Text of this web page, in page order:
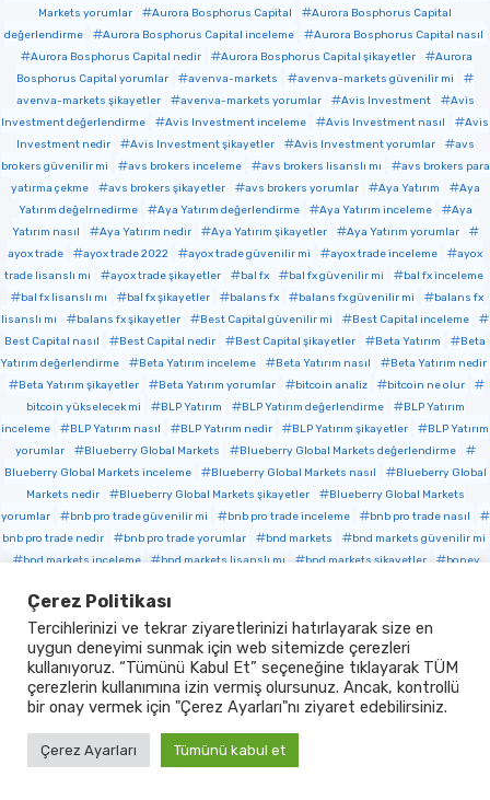
Markets yorumlar
Aurora Bosphorus Capital
Aurora Bosphorus Capital
değerlendirme
Aurora Bosphorus Capital inceleme
Aurora Bosphorus Capital nasıl
Aurora Bosphorus Capital nedir
Aurora Bosphorus Capital şikayetler
Aurora
Bosphorus Capital yorumlar
avenva-markets
avenva-markets güvenilir mi
avenva-markets şikayetler
avenva-markets yorumlar Avis Investment
Avis
Investment değerlendirme
Avis Investment inceleme Avis Investment nasıl
Avis
Investment nedir
Avis Investment şikayetler Avis Investment yorumlar
avs
brokers güvenilir mi
avs brokers inceleme avs brokers lisanslı mı
avs brokers para
yatırma çekme
avs brokers şikayetler avs brokers yorumlar Aya Yatırım
Aya
Yatırım değelrnedirme
Aya Yatırım değerlendirme Aya Yatırım inceleme
Aya
Yatırım nasıl
Aya Yatırım nedir Aya Yatırım şikayetler
Aya Yatırım yorumlar
ayox trade
ayox trade 2022 ayox trade güvenilir mi ayox trade inceleme
ayox
trade lisanslı mı
ayox trade şikayetler bal fx bal fx güvenilir mi
bal fx inceleme
bal fx lisanslı mı
bal fx şikayetler balans fx balans fx güvenilir mi
balans fx
lisanslı mı
balans fx şikayetler Best Capital güvenilir mi
Best Capital inceleme
Best Capital nasıl
Best Capital nedir Best Capital şikayetler Beta Yatırım
Beta
Yatırım değerlendirme
Beta Yatırım inceleme Beta Yatırım nasıl
Beta Yatırım nedir
Beta Yatırım şikayetler
Beta Yatırım yorumlar bitcoin analiz
bitcoin ne olur
bitcoin yükselecek mi
BLP Yatırım BLP Yatırım değerlendirme
BLP Yatırım
inceleme
BLP Yatırım nasıl BLP Yatırım nedir BLP Yatırım şikayetler
BLP Yatırım
yorumlar
Blueberry Global Markets
Blueberry Global Markets değerlendirme
Blueberry Global Markets inceleme
Blueberry Global Markets nasıl
Blueberry Global
Markets nedir
Blueberry Global Markets şikayetler
Blueberry Global Markets
yorumlar
bnb pro trade güvenilir mi bnb pro trade inceleme
bnb pro trade nasıl
bnb pro trade nedir
bnb pro trade yorumlar bnd markets
bnd markets güvenilir mi
bnd markets inceleme
bnd markets lisanslı mı bnd markets şikayetler
boney
şikayetler
BorsaCepte
BorsaCepte nasıl
BorsaCepte nedir BorsaCepte şikayetler
BorsaCepte yorumlar
btc
btc analiz btc ne olur btcusdt btg capital güvenilir mi
btg capital nasıl
btg capital nedir
btg capital şikayetler btg capital yorumlar
Bullprofits
Bullprofits değerlendirme
Bullprofits nasıl Bullprofits ndir
Bullprofits nedir
Bullprofits şikayetler
Bullprofits yorumlar capital trader
capital trader güvenilir
capital trader inceleme capital trader lisanslı mı
Capital Xtend güvenilir mi
Capital Xtend inceleme
Çerez Politikası
Tercihlerinizi ve tekrar ziyaretlerinizi hatırlayarak size en
uygun deneyimi sunmak için web sitemizde çerezleri
kullanıyoruz. “Tümünü Kabul Et” seçeneğine tıklayarak TÜM
çerezlerin kullanımına izin vermiş olursunuz. Ancak, kontrollü
bir onay vermek için "Çerez Ayarları"nı ziyaret edebilirsiniz.
Çerez Ayarları Tümünü kabul et